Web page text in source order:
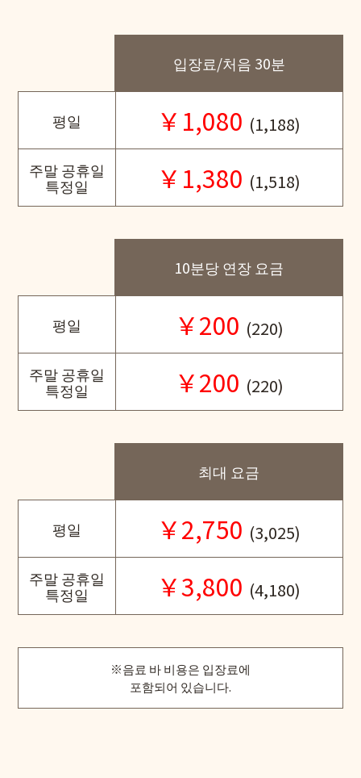
입장료/처음 30분
평일 ￥1,080 (1,188)
주말 공휴일
특정일 ￥1,380 (1,518)
10분당 연장 요금
평일 ￥200 (220)
주말 공휴일
특정일 ￥200 (220)
최대 요금
평일 ￥2,750 (3,025)
주말 공휴일
특정일 ￥3,800 (4,180)
※음료 바 비용은 입장료에
포함되어 있습니다.